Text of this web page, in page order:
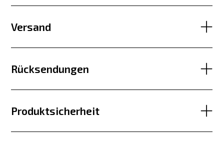
Versand
Rücksendungen
Produktsicherheit